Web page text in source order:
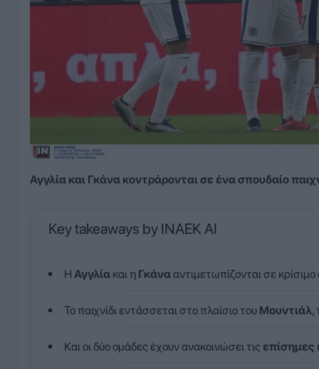
Αγγλία και Γκάνα κοντράρονται σε ένα σπουδαίο
Key takeaways by INAEK AI
Η Αγγλίακαι η Γκάνααντιμετωπίζονται σε
Το παιχνίδι εντάσσεται στο πλαίσιο του Μουντιάλ,
Και οι δύο ομάδες έχουν ανακοινώσει τις επίσημες